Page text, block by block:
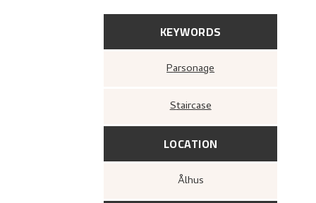
KEYWORDS
Parsonage
Staircase
LOCATION
Ålhus